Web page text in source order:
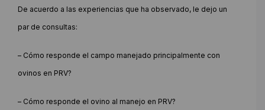
De acuerdo a las experiencias que ha observado, le dejo un
par de consultas:
– Cómo responde el campo manejado principalmente con
ovinos en PRV?
– Cómo responde el ovino al manejo en PRV?